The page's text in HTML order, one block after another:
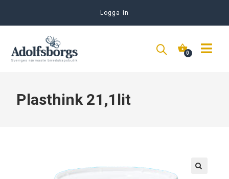
Logga in
Plasthink 21,1lit